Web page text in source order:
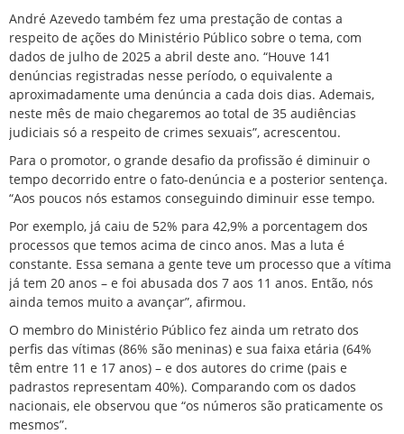
André Azevedo também fez uma prestação de contas a
respeito de ações do Ministério Público sobre o tema, com
dados de julho de 2025 a abril deste ano. “Houve 141
denúncias registradas nesse período, o equivalente a
aproximadamente uma denúncia a cada dois dias. Ademais,
neste mês de maio chegaremos ao total de 35 audiências
judiciais só a respeito de crimes sexuais”, acrescentou.
Para o promotor, o grande desafio da profissão é diminuir o
tempo decorrido entre o fato-denúncia e a posterior sentença.
“Aos poucos nós estamos conseguindo diminuir esse tempo.
Por exemplo, já caiu de 52% para 42,9% a porcentagem dos
processos que temos acima de cinco anos. Mas a luta é
constante. Essa semana a gente teve um processo que a vítima
já tem 20 anos – e foi abusada dos 7 aos 11 anos. Então, nós
ainda temos muito a avançar”, afirmou.
O membro do Ministério Público fez ainda um retrato dos
perfis das vítimas (86% são meninas) e sua faixa etária (64%
têm entre 11 e 17 anos) – e dos autores do crime (pais e
padrastos representam 40%). Comparando com os dados
nacionais, ele observou que “os números são praticamente os
mesmos”.